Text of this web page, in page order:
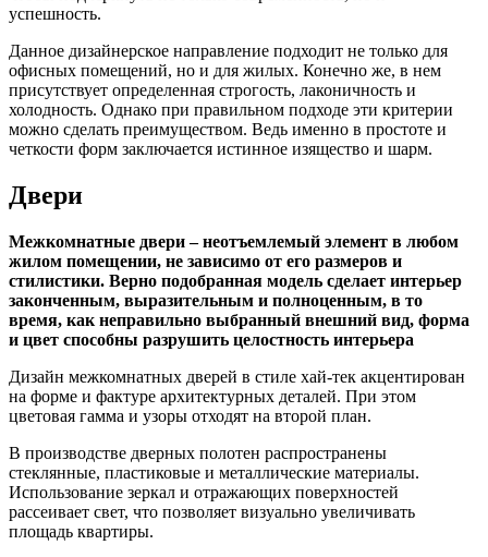
успешность.
Данное дизайнерское направление подходит не только для
офисных помещений, но и для жилых. Конечно же, в нем
присутствует определенная строгость, лаконичность и
холодность. Однако при правильном подходе эти критерии
можно сделать преимуществом. Ведь именно в простоте и
четкости форм заключается истинное изящество и шарм.
Двери
Межкомнатные двери – неотъемлемый элемент в любом
жилом помещении, не зависимо от его размеров и
стилистики. Верно подобранная модель сделает интерьер
законченным, выразительным и полноценным, в то
время, как неправильно выбранный внешний вид, форма
и цвет способны разрушить целостность интерьера
Дизайн межкомнатных дверей в стиле хай-тек акцентирован
на форме и фактуре архитектурных деталей. При этом
цветовая гамма и узоры отходят на второй план.
В производстве дверных полотен распространены
стеклянные, пластиковые и металлические материалы.
Использование зеркал и отражающих поверхностей
рассеивает свет, что позволяет визуально увеличивать
площадь квартиры.